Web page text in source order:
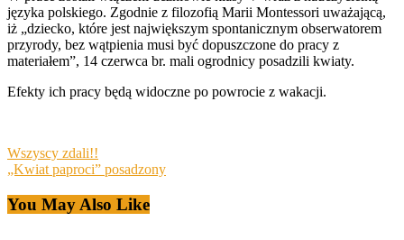
języka polskiego. Zgodnie z filozofią Marii Montessori uważającą,
iż „dziecko, które jest największym spontanicznym obserwatorem
przyrody, bez wątpienia musi być dopuszczone do pracy z
materiałem”, 14 czerwca br. mali ogrodnicy posadzili kwiaty.
Efekty ich pracy będą widoczne po powrocie z wakacji.
Post
navigation
Wszyscy zdali!!
„Kwiat paproci” posadzony
You May Also Like